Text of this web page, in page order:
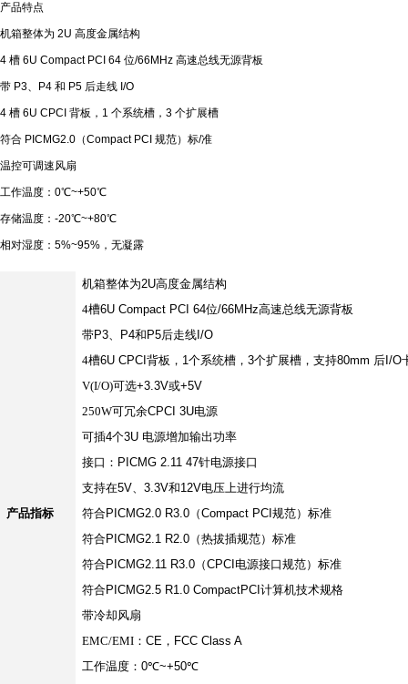
产品特点
机箱整体为 2U 高度金属结构
4 槽 6U Compact PCI 64 位/66MHz 高速总线无源背板
带 P3、P4 和 P5 后走线 I/O
4 槽 6U CPCI 背板，1 个系统槽，3 个扩展槽
符合 PICMG2.0（Compact PCI 规范）标/准
温控可调速风扇
工作温度：0℃~+50℃
存储温度：-20℃~+80℃
相对湿度：5%~95%，无凝露
产品指标
机箱整体为2U高度金属结构
4槽6U Compact PCI 64位/66MHz高速总线无源背板
带P3、 P4和 P5后走线 I/O
4槽6U CPCI 背板， 1个系统槽， 3个扩展槽，支持80mm 后 I/O
V(I/O)可选+3.3V或+5V
250W可冗余CPCI 3U电源
可插4个3U 电源增加输出功率
接口： PICMG 2.11 47针电源接口
支持在5V、 3.3V和12V电压上进行均流
符合PICMG2.0 R3.0 （Compact PCI 规范）标准
符合PICMG2.1 R2.0 （热拔插规范）标准
符合PICMG2.11 R3.0 （CPCI 电源接口规范）标准
符合PICMG2.5 R1.0 CompactPCI 计算机技术规格
带冷却风扇
EMC/EMI ： CE ， FCC Class A
工作温度： 0℃~+50℃